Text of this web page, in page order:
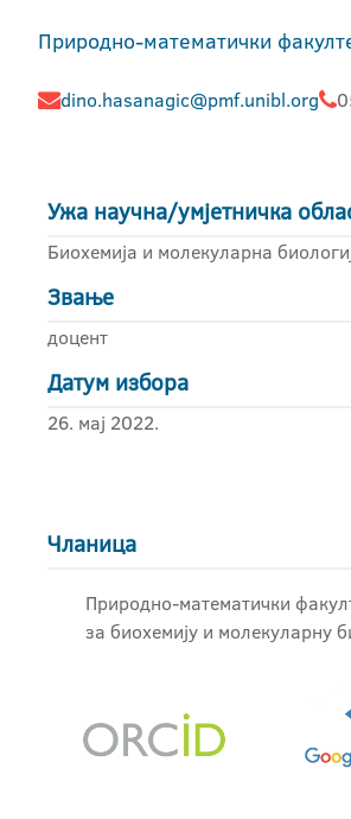
Природно-математички
dino.hasanagic@pmf.unibl.org
Ужа научна/умјетничка
Биохемија и молекуларна
Звање
доцент
Датум избора
26. мај 2022.
Чланица
Природно-математички
за биохемију и молекуларну